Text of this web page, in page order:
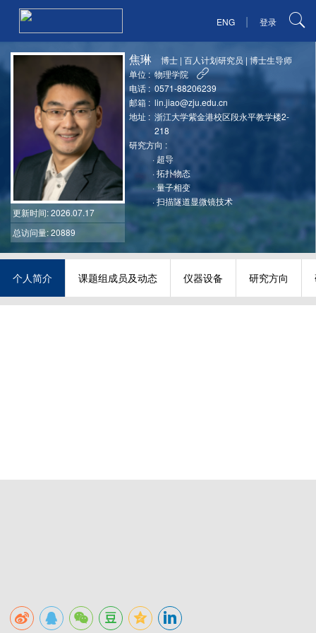
ENG | 登录
更新时间: 2026.07.17
总访问量: 20889
焦琳 博士 |百人计划研究员 |博士生导师
单位 : 物理学院
电话 : 0571-88206239
邮箱 : lin.jiao@zju.edu.cn
地址 : 浙江大学紫金港校区段永平教学楼2-
218
研究方向 :
· 超导
·拓扑物态
·量子相变
·扫描隧道显微镜技术
个人简介 课题组成员及动态 仪器设备 研究方向